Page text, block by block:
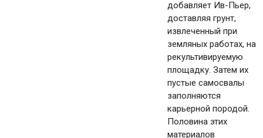
добавляет Ив-Пьер,
доставляя грунт,
извлеченный при
земляных работах, на
рекультивируемую
площадку. Затем их
пустые самосвалы
заполняются
карьерной породой.
Половина этих
материалов